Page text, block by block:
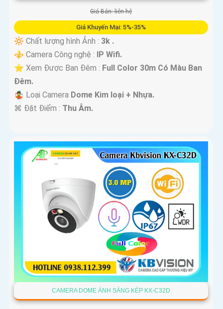
Giá Bán: liên hệ
Giá Khuyến Mại: 5%-35%
🔆 Chất lượng hình Ảnh : 3k .
⚜️ Camera Công nghệ : IP Wifi.
⭐ Xem Được Ban Đêm : Full Color 30m Có Màu Ban
Ðêm.
🤹 Loại Camera Dome Kim loại + Nhựa.
️⌘ Đặt Điểm : Thu Âm.
CAMERA DOME ÁNH SÁNG KÉP KX-C32D